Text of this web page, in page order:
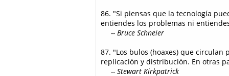
86. "Si piensas que la tecnología
entiendes los problemas ni
-- Bruce Schneier
87. "Los bulos (hoaxes) que
replicación y distribución. En otras
-- Stewart Kirkpatrick